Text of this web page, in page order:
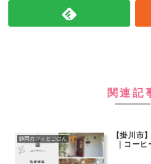
関連記
静岡カフェとごはん
【掛川市
｜コー